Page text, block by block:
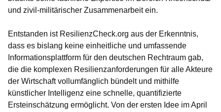
und zivil-militärischer Zusammenarbeit ein.
Entstanden ist ResilienzCheck.org aus der Erkenntnis,
dass es bislang keine einheitliche und umfassende
Informationsplattform für den deutschen Rechtraum gab,
die die komplexen Resilienzanforderungen für alle Akteure
der Wirtschaft vollumfänglich bündelt und mithilfe
künstlicher Intelligenz eine schnelle, quantifizierte
Ersteinschätzung ermöglicht. Von der ersten Idee im April